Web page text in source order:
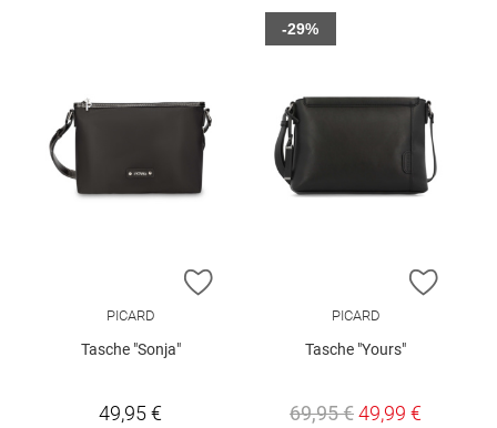
ZUR WUNSCHLISTE HINZUFÜGEN
PICARD
Tasche "Sonja"
49,95 €
ZUR
PICARD
Tasche "Yours"
69,95 €49,99 €
-29%